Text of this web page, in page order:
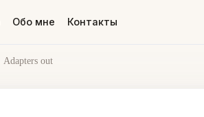
Обо мне Контакты
Adapters out